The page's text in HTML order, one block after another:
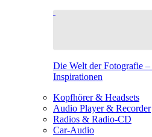
Die Welt der Fotografie
Inspirationen
Kopfhörer & Headsets
Audio Player & Recorder
Radios & Radio-CD
Car-Audio